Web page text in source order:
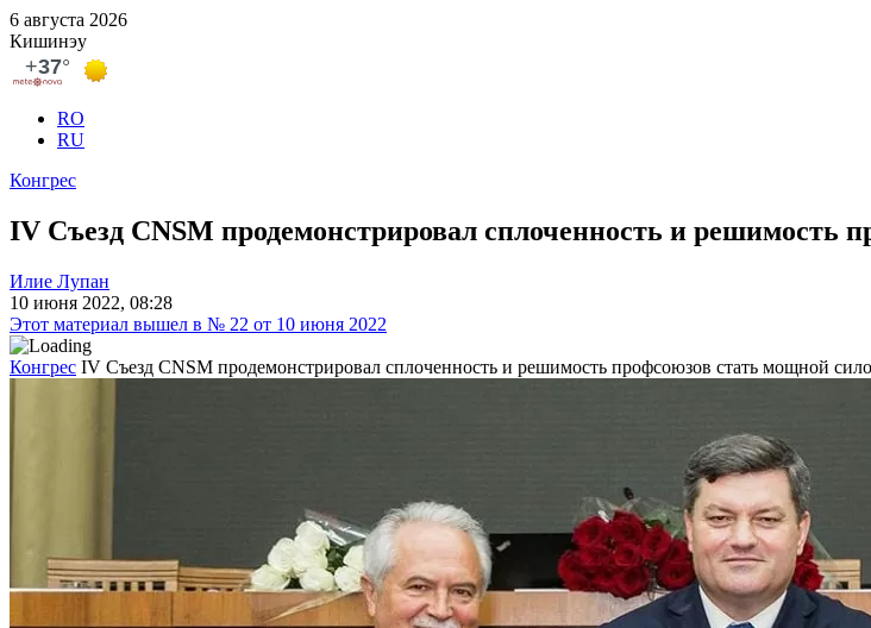
6 августа 2026
Кишинэу
RO
RU
Конгрес
IV Съезд CNSM продемонстрировал сплоченность и решимость
Илие Лупан
10 июня 2022, 08:28
Этот материал вышел в № 22 от 10 июня 2022
Конгрес IV Съезд CNSM продемонстрировал сплоченность и решимость профсоюзов стать мощной